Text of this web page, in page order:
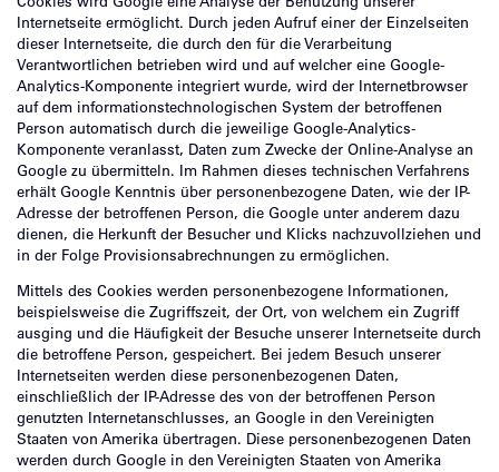
Cookies wird Google eine Analyse der Benutzung unserer
Internetseite ermöglicht. Durch jeden Aufruf einer der Einzelseiten
dieser Internetseite, die durch den für die Verarbeitung
Verantwortlichen betrieben wird und auf welcher eine Google-
Analytics-Komponente integriert wurde, wird der Internetbrowser
auf dem informationstechnologischen System der betroffenen
Person automatisch durch die jeweilige Google-Analytics-
Komponente veranlasst, Daten zum Zwecke der Online-Analyse an
Google zu übermitteln. Im Rahmen dieses technischen Verfahrens
erhält Google Kenntnis über personenbezogene Daten, wie der IP-
Adresse der betroffenen Person, die Google unter anderem dazu
dienen, die Herkunft der Besucher und Klicks nachzuvollziehen und
in der Folge Provisionsabrechnungen zu ermöglichen.
Mittels des Cookies werden personenbezogene Informationen,
beispielsweise die Zugriffszeit, der Ort, von welchem ein Zugriff
ausging und die Häufigkeit der Besuche unserer Internetseite durch
die betroffene Person, gespeichert. Bei jedem Besuch unserer
Internetseiten werden diese personenbezogenen Daten,
einschließlich der IP-Adresse des von der betroffenen Person
genutzten Internetanschlusses, an Google in den Vereinigten
Staaten von Amerika übertragen. Diese personenbezogenen Daten
werden durch Google in den Vereinigten Staaten von Amerika